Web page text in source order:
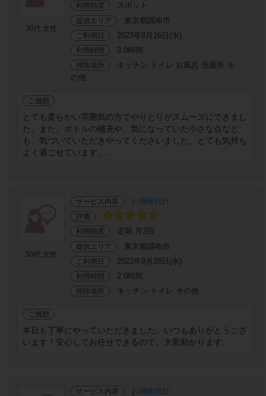
30代 女性
利用頻度
スポット
提供エリア 東京都調布市
ご利用日 2023年8月16日(水)
利用時間 3.0時間
掃除場所
キッチン トイレ お風呂 洗面所 そ
の他
ご感想
とても柔らかい雰囲気の方でやりとりがスムーズにできまし
た。また、ボトルの補充や、気になっていた小さな点など
も、気づいていただきやってくださいました。とても気持ち
よく過ごせています。...
50代 女性
サービス内容 お掃除代行
評価
利用頻度
定期 月2回
提供エリア 東京都調布市
ご利用日 2022年9月28日(水)
利用時間 2.0時間
掃除場所 キッチン トイレ その他
ご感想
本日も丁寧にやっていただきました。いつもありがとうござ
います！安心してお任せできるので、大変助かります。
サービス内容 お掃除代行